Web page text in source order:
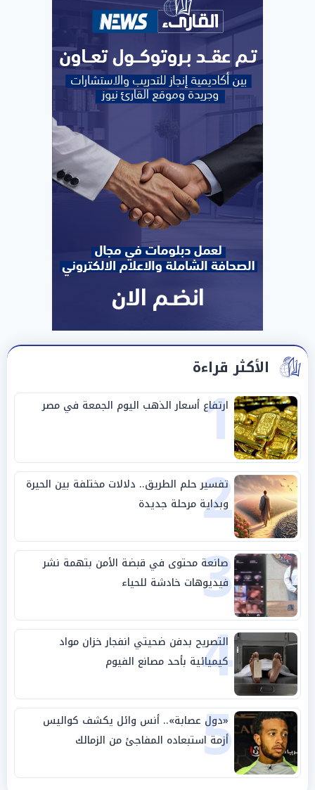
الأكثر قراءة
1
ارتفاع أسعار الذهب اليوم الجمعة في مصر
2
تفسير حلم الطريق.. دلالات مختلفة بين الحيرة
وبداية مرحلة جديدة
3
صانعة محتوى في قبضة الأمن بتهمة نشر
فيديوهات خادشة للحياء
4
التصريح بدفن ضحيتي انفجار خزان مواد
كيميائية بأحد مصانع الفيوم
5
«دول عصابة».. أنس وائل يكشف كواليس
أزمة استبعاده المفاجئ من الزمالك